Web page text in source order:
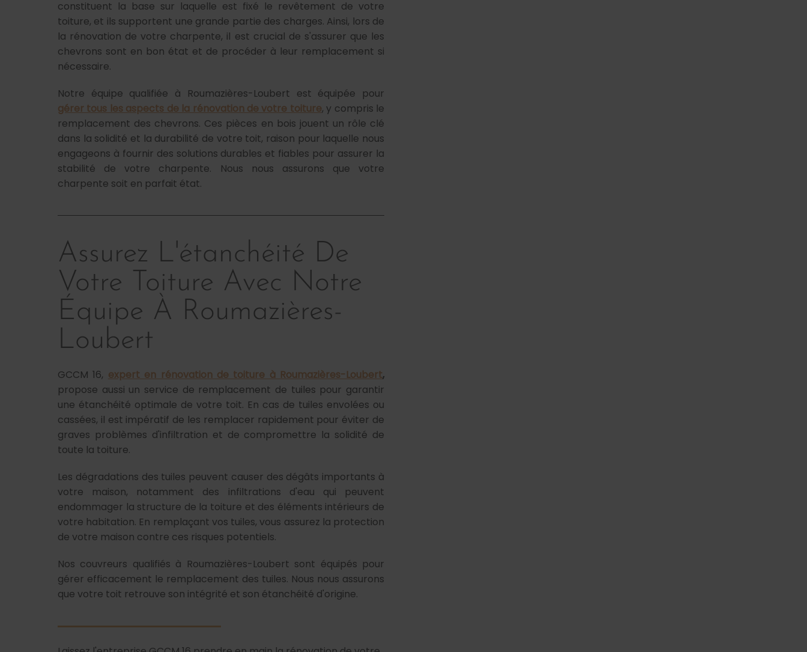
constituent la base sur laquelle est fixé le revêtement de votre
toiture, et ils supportent une grande partie des charges. Ainsi, lors de
la rénovation de votre charpente, il est crucial de s'assurer que les
chevrons sont en bon état et de procéder à leur remplacement si
nécessaire.
Notre équipe qualifiée à Roumazières-Loubert est équipée pour
gérer tous les aspects de la rénovation de votre toiture, y compris le
remplacement des chevrons. Ces pièces en bois jouent un rôle clé
dans la solidité et la durabilité de votre toit, raison pour laquelle nous
engageons à fournir des solutions durables et fiables pour assurer la
stabilité de votre charpente. Nous nous assurons que votre
charpente soit en parfait état.
Assurez L'étanchéité De
Votre Toiture Avec Notre
Équipe À Roumazières-
Loubert
GCCM 16, expert en rénovation de toiture à Roumazières-Loubert,
propose aussi un service de remplacement de tuiles pour garantir
une étanchéité optimale de votre toit. En cas de tuiles envolées ou
cassées, il est impératif de les remplacer rapidement pour éviter de
graves problèmes d'infiltration et de compromettre la solidité de
toute la toiture.
Les dégradations des tuiles peuvent causer des dégâts importants à
votre maison, notamment des infiltrations d'eau qui peuvent
endommager la structure de la toiture et des éléments intérieurs de
votre habitation. En remplaçant vos tuiles, vous assurez la protection
de votre maison contre ces risques potentiels.
Nos couvreurs qualifiés à Roumazières-Loubert sont équipés pour
gérer efficacement le remplacement des tuiles. Nous nous assurons
que votre toit retrouve son intégrité et son étanchéité d'origine.